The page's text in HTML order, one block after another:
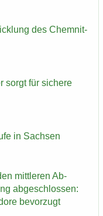
des Chem­nit­
sorgt für si­che­re
in Sach­sen
mitt­le­ren Ab­
ab­ge­schlos­sen:
be­vor­zugt